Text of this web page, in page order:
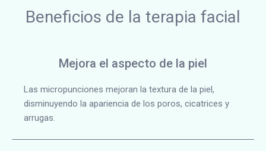
Beneficios de la terapia facial
Mejora el aspecto de la piel
Las micropunciones mejoran la textura de la piel,
disminuyendo la apariencia de los poros, cicatrices y
arrugas.